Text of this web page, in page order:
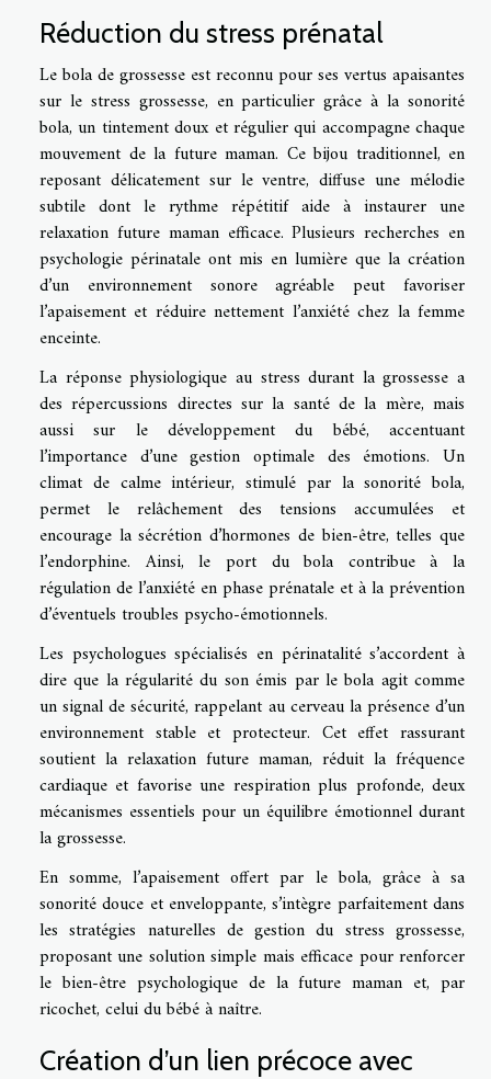
Réduction du stress prénatal
Le bola de grossesse est reconnu pour ses vertus apaisantes
sur le stress grossesse, en particulier grâce à la sonorité
bola, un tintement doux et régulier qui accompagne chaque
mouvement de la future maman. Ce bijou traditionnel, en
reposant délicatement sur le ventre, diffuse une mélodie
subtile dont le rythme répétitif aide à instaurer une
relaxation future maman efficace. Plusieurs recherches en
psychologie périnatale ont mis en lumière que la création
d’un environnement sonore agréable peut favoriser
l’apaisement et réduire nettement l’anxiété chez la femme
enceinte.
La réponse physiologique au stress durant la grossesse a
des répercussions directes sur la santé de la mère, mais
aussi sur le développement du bébé, accentuant
l’importance d’une gestion optimale des émotions. Un
climat de calme intérieur, stimulé par la sonorité bola,
permet le relâchement des tensions accumulées et
encourage la sécrétion d’hormones de bien-être, telles que
l’endorphine. Ainsi, le port du bola contribue à la
régulation de l’anxiété en phase prénatale et à la prévention
d’éventuels troubles psycho-émotionnels.
Les psychologues spécialisés en périnatalité s’accordent à
dire que la régularité du son émis par le bola agit comme
un signal de sécurité, rappelant au cerveau la présence d’un
environnement stable et protecteur. Cet effet rassurant
soutient la relaxation future maman, réduit la fréquence
cardiaque et favorise une respiration plus profonde, deux
mécanismes essentiels pour un équilibre émotionnel durant
la grossesse.
En somme, l’apaisement offert par le bola, grâce à sa
sonorité douce et enveloppante, s’intègre parfaitement dans
les stratégies naturelles de gestion du stress grossesse,
proposant une solution simple mais efficace pour renforcer
le bien-être psychologique de la future maman et, par
ricochet, celui du bébé à naître.
Création d’un lien précoce avec